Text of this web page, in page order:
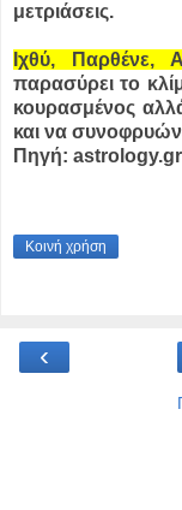
μετριάσεις.
Ιχθύ, Παρθένε,
παρασύρει το
κουρασμένος
και να
Πηγή: astrology.gr
Κοινή χρήση
‹